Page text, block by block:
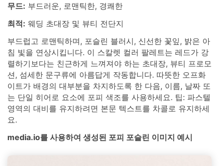
무드: 부드러운, 로맨틱한, 경쾌한
최적: 웨딩 초대장 및 뷰티 전단지
부드럽고 로맨틱하며, 포슬린 블러시, 신선한 꽃잎, 밝은 아
침 빛을 연상시킵니다. 이 스칼렛 컬러 팔레트는 레드가 강
렬하기보다는 친근하게 느껴져야 하는 초대장, 뷰티 프로모
션, 섬세한 문구류에 아름답게 작동합니다. 따뜻한 오프화
이트가 배경의 대부분을 차지하도록 한 다음, 이름, 날짜 또
는 단일 히어로 요소에 포피 색조를 사용하세요. 팁: 파스텔
영역의 대비를 유지하려면 본문 텍스트를 차콜로 유지하세
요.
media.io를 사용하여 생성된 포피 포슬린 이미지 예시